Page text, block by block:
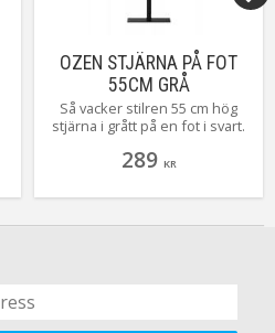
OZEN STJÄRNA PÅ FOT
55CM GRÅ
Så vacker stilren 55 cm hög
stjärna i grått på en fot i svart.
289 KR